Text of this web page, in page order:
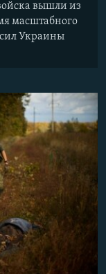
вышли из
масштабного
Украины